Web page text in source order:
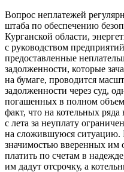
Вопрос неплатежей
штаба по обеспечению
Курганской области,
с руководством
предоставленные
задолженности, которые
на бумаге, проводится
задолженности через суд,
погашенных в полном
факт, что на котельных
с лета за неуплату
на сложившуюся ситуацию.
значимостью вверенных им
платить по счетам в
им дадут отсрочку, а